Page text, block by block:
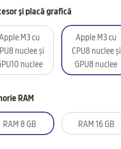
și placă grafică
M3 cu
nuclee și
nuclee
Apple M3 cu
CPU8 nuclee și
GPU8 nuclee
RAM
RAM 8 GB RAM 16 GB